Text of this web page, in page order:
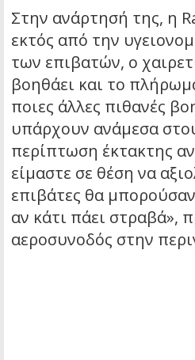
Στην ανάρτησή της, η
εκτός από την
των επιβατών, ο
βοηθάει και το
ποιες άλλες πιθανές
υπάρχουν ανάμεσα
περίπτωση έκτακτης
είμαστε σε θέση να
επιβάτες θα
αν κάτι πάει στραβά»,
αεροσυνοδός στην